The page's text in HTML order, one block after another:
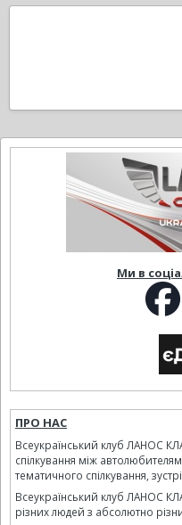
Ми в
ПРО НАС
Всеукраїнський клуб ЛАНОС
спілкування між
тематичного спілкування,
Всеукраїнський клуб ЛАНОС
різних людей з абсолютно